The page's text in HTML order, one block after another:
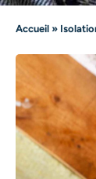
Accueil »